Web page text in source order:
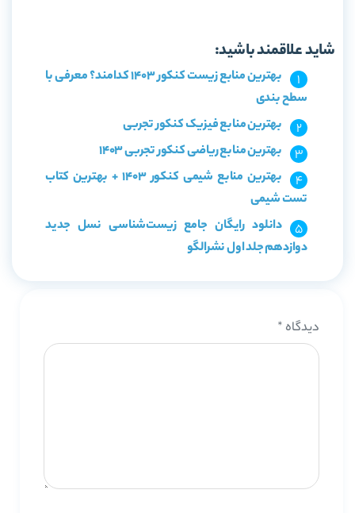
شاید علاقمند باشید:
بهترین منابع زیست کنکور 1403 کدامند؟ معرفی با
سطح بندی
بهترین منابع فیزیک کنکور تجربی
بهترین منابع ریاضی کنکور تجربی 1403
بهترین منابع شیمی کنکور 1403 + بهترین کتاب
تست شیمی
دانلود رایگان جامع زیست‌شناسی نسل جدید
دوازدهم جلد اول نشرالگو
دیدگاه *